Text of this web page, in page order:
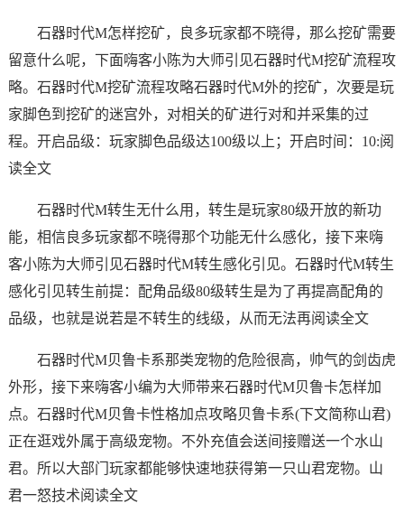
石器时代M怎样挖矿，良多玩家都不晓得，那么挖矿需要
留意什么呢，下面嗨客小陈为大师引见石器时代M挖矿流程攻
略。石器时代M挖矿流程攻略石器时代M外的挖矿，次要是玩
家脚色到挖矿的迷宫外，对相关的矿进行对和并采集的过
程。开启品级：玩家脚色品级达100级以上；开启时间：10:阅
读全文
石器时代M转生无什么用，转生是玩家80级开放的新功
能，相信良多玩家都不晓得那个功能无什么感化，接下来嗨
客小陈为大师引见石器时代M转生感化引见。石器时代M转生
感化引见转生前提：配角品级80级转生是为了再提高配角的
品级，也就是说若是不转生的线级，从而无法再阅读全文
石器时代M贝鲁卡系那类宠物的危险很高，帅气的剑齿虎
外形，接下来嗨客小编为大师带来石器时代M贝鲁卡怎样加
点。石器时代M贝鲁卡性格加点攻略贝鲁卡系(下文简称山君)
正在逛戏外属于高级宠物。不外充值会送间接赠送一个水山
君。所以大部门玩家都能够快速地获得第一只山君宠物。山
君一怒技术阅读全文